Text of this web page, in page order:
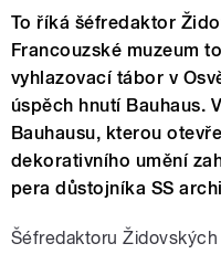
To říká šéfredaktor
Francouzské muzeum
vyhlazovací tábor v
úspěch hnutí Bauhaus.
Bauhausu, kterou
dekorativního umění
pera důstojníka SS
Šéfredaktoru